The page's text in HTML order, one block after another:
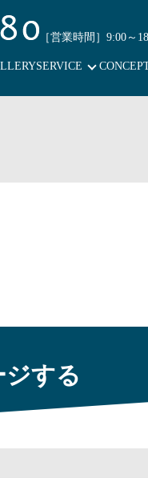
SERVICE
［営業時間］9:00～
する